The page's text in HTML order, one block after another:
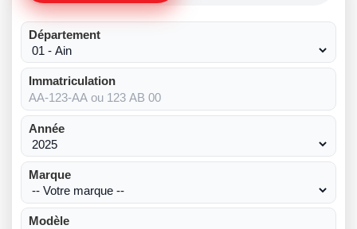
Département
Immatriculation
Année
Marque
Modèle